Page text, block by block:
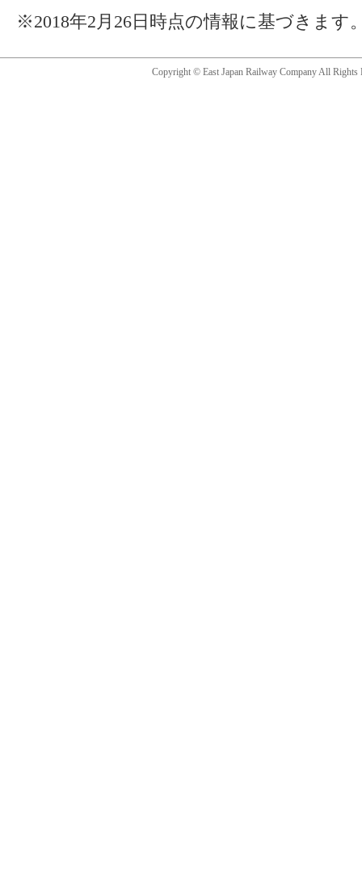
※2018年2月26日時点の情報に基づきます
Copyright © East Japan Railway Company All Rights